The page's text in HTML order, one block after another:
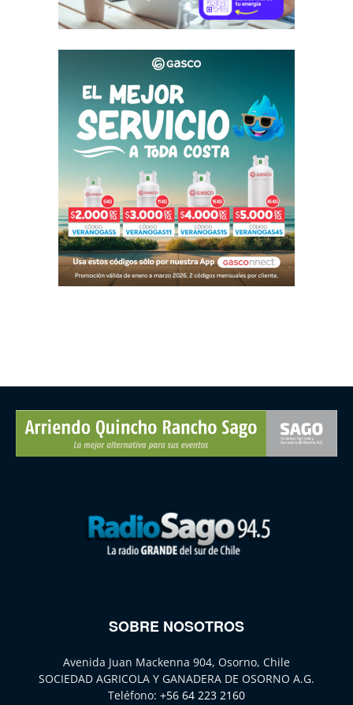
SOBRE NOSOTROS
Avenida Juan Mackenna 904, Osorno, Chile
SOCIEDAD AGRICOLA Y GANADERA DE OSORNO A.G.
Teléfono: +56 64 223 2160